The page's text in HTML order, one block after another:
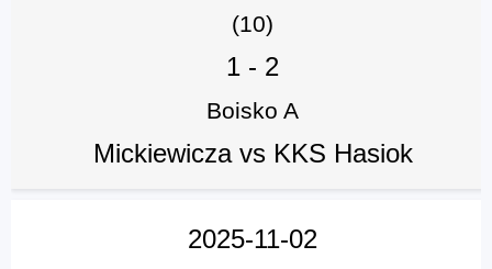
(10)
1 - 2
Boisko A
Mickiewicza vs KKS Hasiok
2025-11-02